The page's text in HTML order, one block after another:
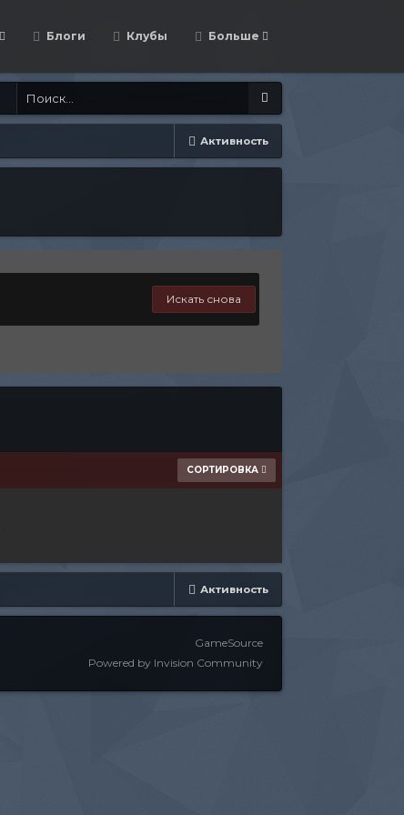
Блоги Клубы Больше
Активность
Искать снова
СОРТИРОВКА
Активность
GameSource
Powered by Invision Community